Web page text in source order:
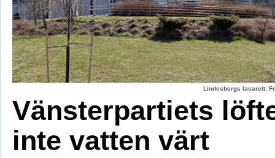
Lindesbergs lasarett.
Vänsterpartiets
inte vatten värt